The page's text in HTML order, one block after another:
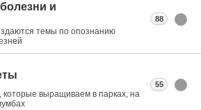
и
темы по опознанию
88
выращиваем в парках, на
55